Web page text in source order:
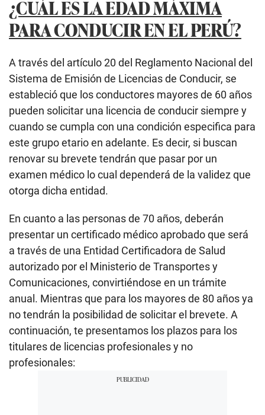
¿CUÁL ES LA EDAD MÁXIMA
PARA CONDUCIR EN EL PERÚ?
A través del artículo 20 del Reglamento Nacional del
Sistema de Emisión de Licencias de Conducir, se
estableció que los conductores mayores de 60 años
pueden solicitar una licencia de conducir siempre y
cuando se cumpla con una condición especifica para
este grupo etario en adelante. Es decir, si buscan
renovar su brevete tendrán que pasar por un
examen médico lo cual dependerá de la validez que
otorga dicha entidad.
En cuanto a las personas de 70 años, deberán
presentar un certificado médico aprobado que será
a través de una Entidad Certificadora de Salud
autorizado por el Ministerio de Transportes y
Comunicaciones, convirtiéndose en un trámite
anual. Mientras que para los mayores de 80 años ya
no tendrán la posibilidad de solicitar el brevete. A
continuación, te presentamos los plazos para los
titulares de licencias profesionales y no
profesionales: